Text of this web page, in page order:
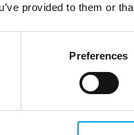
provided to them or
Preferences